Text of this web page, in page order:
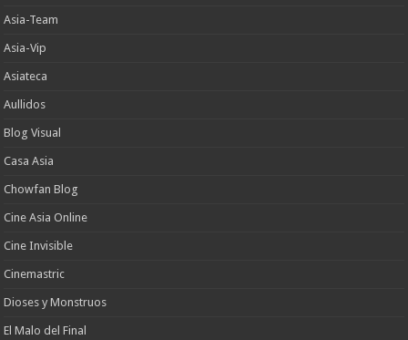
Asia-Team
Asia-Vip
Asiateca
Aullidos
Blog Visual
Casa Asia
Chowfan Blog
Cine Asia Online
Cine Invisible
Cinemastric
Dioses y Monstruos
El Malo del Final